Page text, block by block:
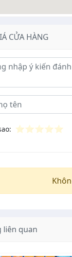
CỬA HÀNG
giá
⭐⭐⭐⭐⭐
liên quan